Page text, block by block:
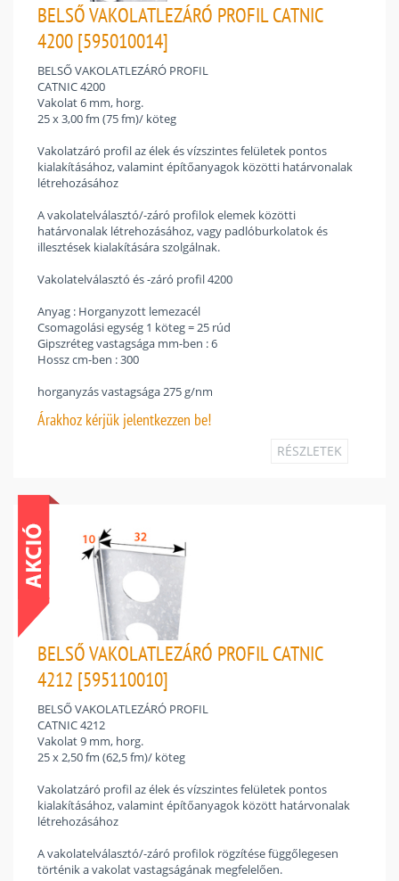
BELSŐ VAKOLATLEZÁRÓ PROFIL CATNIC
4200 [595010014]
BELSŐ VAKOLATLEZÁRÓ PROFIL
CATNIC 4200
Vakolat 6 mm, horg.
25 x 3,00 fm (75 fm)/ köteg
Vakolatzáró profil az élek és vízszintes felületek pontos
kialakításához, valamint építőanyagok közötti határvonalak
létrehozásához
A vakolatelválasztó/-záró profilok elemek közötti
határvonalak létrehozásához, vagy padlóburkolatok és
illesztések kialakítására szolgálnak.
Vakolatelválasztó és -záró profil 4200
Anyag : Horganyzott lemezacél
Csomagolási egység 1 köteg = 25 rúd
Gipszréteg vastagsága mm-ben : 6
Hossz cm-ben : 300
horganyzás vastagsága 275 g/nm
Árakhoz kérjük jelentkezzen be!
RÉSZLETEK
BELSŐ VAKOLATLEZÁRÓ PROFIL CATNIC
4212 [595110010]
BELSŐ VAKOLATLEZÁRÓ PROFIL
CATNIC 4212
Vakolat 9 mm, horg.
25 x 2,50 fm (62,5 fm)/ köteg
Vakolatzáró profil az élek és vízszintes felületek pontos
kialakításához, valamint építőanyagok között határvonalak
létrehozásához
A vakolatelválasztó/-záró profilok rögzítése függőlegesen
történik a vakolat vastagságának megfelelően.